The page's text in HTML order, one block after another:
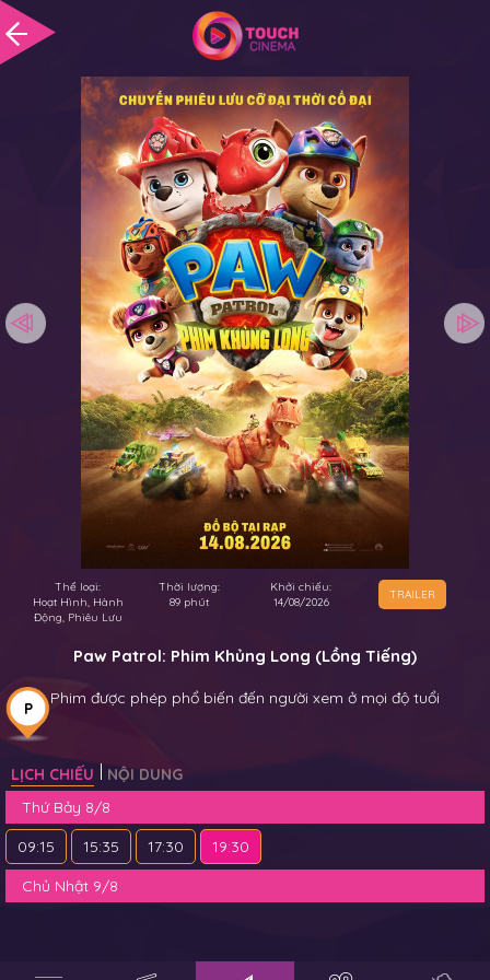
Thể loại:
Hoạt Hình, Hành
Động, Phiêu Lưu
Thời lượng:
89 phút
Khởi chiếu:
14/08/2026
TRAILER
Paw Patrol: Phim Khủng Long (Lồng Tiếng)
P
Phim được phép phổ biến đến người xem ở mọi độ tuổi
LỊCH CHIẾU
NỘI DUNG
Thứ Bảy 8/8
09:15
15:35 17:30
19:30
Chủ Nhật 9/8